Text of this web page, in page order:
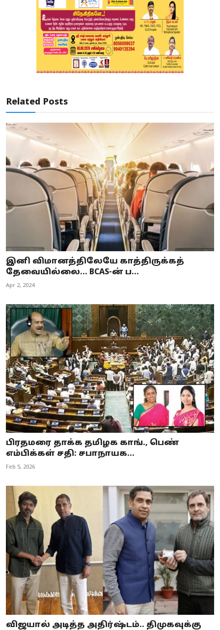
Related Posts
இனி விமானத்திலேயே காத்திருக்கத்
தேவையில்லை... BCAS-ன் ப...
Apr 2, 2024
பிரதமரை தாக்க தமிழக காங்., பெண்
எம்பிக்கள் சதி: சபாநாயக...
Feb 5, 2026
விஜயால் அடித்த அதிர்ஷ்டம்.. திமுகவுக்கு